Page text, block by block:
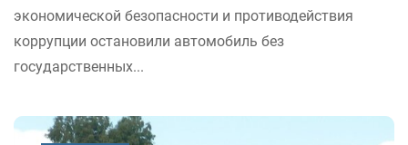
экономической безопасности и противодействия
коррупции остановили автомобиль без
государственных...